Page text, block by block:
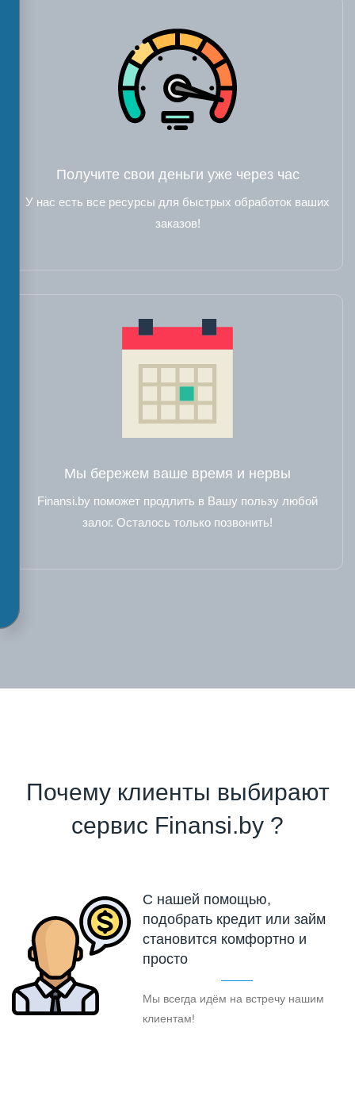
Получите свои деньги уже через час
У нас есть все ресурсы для быстрых обработок ваших
заказов!
Мы бережем ваше время и нервы
Finansi.by поможет продлить в Вашу пользу любой
залог. Осталось только позвонить!
Почему клиенты выбирают
сервис Finansi.by ?
С нашей помощью,
подобрать кредит или займ
становится комфортно и
просто
Мы всегда идём на встречу нашим
клиентам!